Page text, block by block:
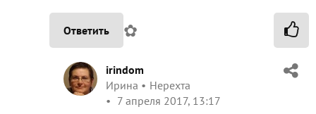
Ответить ✿
irindom
Ирина
Нерехта
7 апреля 2017, 13:17